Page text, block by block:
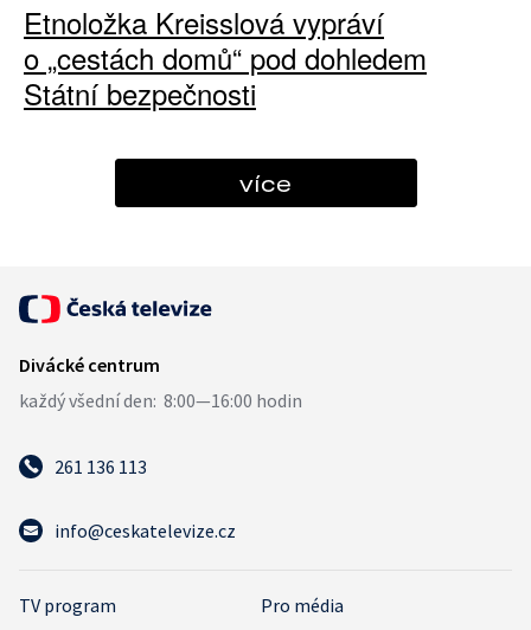
Etnoložka Kreisslová vypráví
o „cestách domů“ pod dohledem
Státní bezpečnosti
více
261 136 113
info@ceskatelevize.cz
TV program
Pro média